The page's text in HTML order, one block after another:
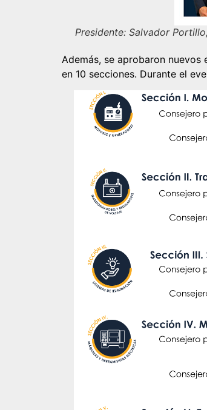
Presidente: Salvador
Además, se aprobaron
en 10 secciones. Durante el